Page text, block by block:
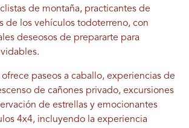
de montaña, practicantes de
de los vehículos todoterreno, con
deseosos de prepararte para
paseos a caballo, experiencias de
de cañones privado, excursiones
de estrellas y emocionantes
4x4, incluyendo la experiencia